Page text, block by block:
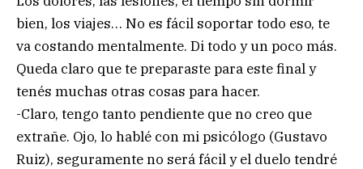
bien, los viajes… No es fácil soportar todo eso, te
va costando mentalmente. Di todo y un poco más.
Queda claro que te preparaste para este final y
tenés muchas otras cosas para hacer.
-Claro, tengo tanto pendiente que no creo que
extrañe. Ojo, lo hablé con mi psicólogo (Gustavo
Ruiz), seguramente no será fácil y el duelo tendré